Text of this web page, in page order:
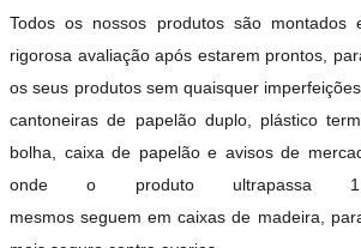
Todos os nossos produtos são montados
rigorosa avaliação após estarem prontos,
os seus produtos sem quaisquer
cantoneiras de papelão duplo, plástico
bolha, caixa de papelão e avisos de
onde o produto ultrapassa
mesmos seguem em caixas de madeira,